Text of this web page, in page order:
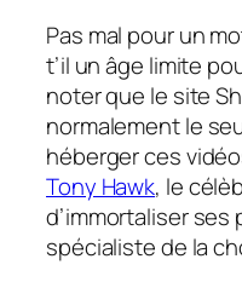
Pas mal pour un
t’il un âge limite
noter que le site
normalement le
héberger ces
Tony Hawk, le
d’immortaliser
spécialiste de la